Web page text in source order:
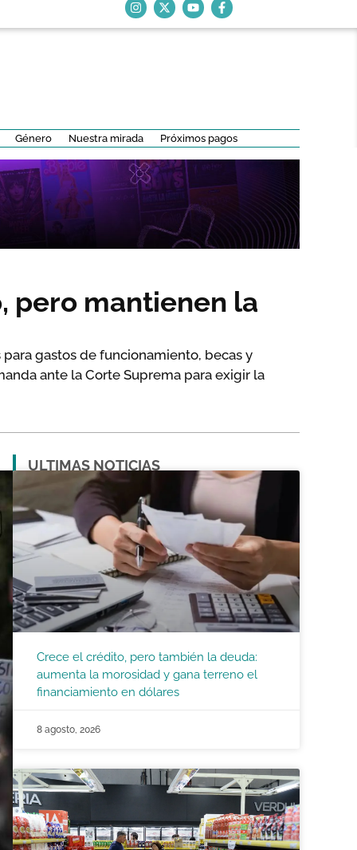
Género Nuestra mirada Próximos pagos
pero mantienen la
gastos de funcionamiento, becas y
ante la Corte Suprema para exigir la
ULTIMAS NOTICIAS
Crece el crédito, pero también la deuda:
aumenta la morosidad y gana terreno el
financiamiento en dólares
8 agosto, 2026